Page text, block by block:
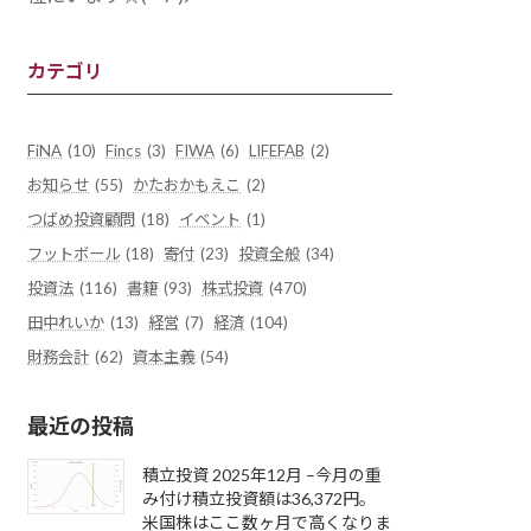
カテゴリ
FiNA (10) Fincs (3) FIWA (6) LIFEFAB (2)
お知らせ (55) かたおかもえこ (2)
つばめ投資顧問 (18) イベント (1)
フットボール (18) 寄付 (23) 投資全般 (34)
投資法 (116) 書籍 (93) 株式投資 (470)
田中れいか (13) 経営 (7) 経済 (104)
財務会計 (62) 資本主義 (54)
最近の投稿
積立投資 2025年12月 –今月の重
み付け積立投資額は36,372円。
米国株はここ数ヶ月で高くなりま